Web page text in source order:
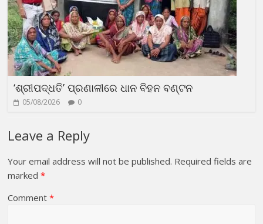
‘ଶ୍ରୀପଦ୍ଧତି’ ପ୍ରଣାଳୀରେ ଧାନ ବିହନ ବଣ୍ଟନ
05/08/2026 0
Leave a Reply
Your email address will not be published. Required fields are
marked*
Comment*